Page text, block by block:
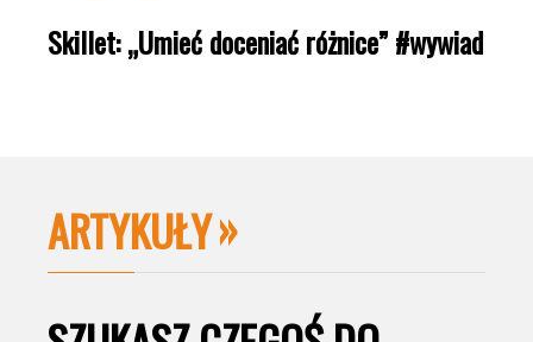
Skillet: „Umieć doceniać różnice” #wywiad
ARTYKUŁY